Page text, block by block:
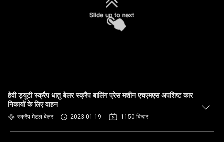
हेवी ड्यूटी स्क्रैप धातु बेलर स्क्रैप बालिंग प्रेस मशीन एचएमएस अपशिष्ट कार
निकायों के लिए वाहन
स्क्रैप मेटल बेलर 2023-01-19 1150 विचार